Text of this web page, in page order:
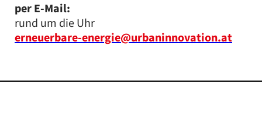
per E-Mail:
rund um die Uhr
erneuerbare-energie@urbaninnovation.at